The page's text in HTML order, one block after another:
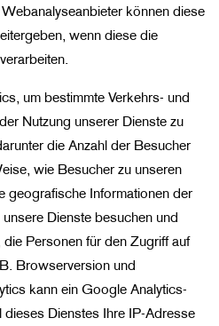
können diese
wenn diese die
um bestimmte Verkehrs- und
Nutzung unserer Dienste zu
die Anzahl der Besucher
wie Besucher zu unseren
geografische Informationen der
Dienste besuchen und
Personen für den Zugriff auf
Browserversion und
kann ein Google Analytics-
Dienstes Ihre IP-Adresse